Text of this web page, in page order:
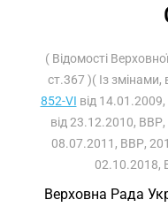
( Відомості
ст.367 )( Із змінами,
852-VI від
від 23.12.2010,
08.07.2011, ВВР,
02.10.2018,
Верховна Рада